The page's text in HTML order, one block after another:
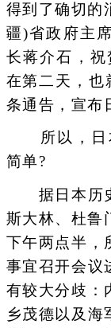
得到了确切的
疆)省政府主
长蒋介石，
在第二天，也
条通告，宣布
所以，日本
简单?
据日本历史
斯大林、杜鲁
下午两点半，
事宜召开会议
有较大分歧：
乡茂德以及海